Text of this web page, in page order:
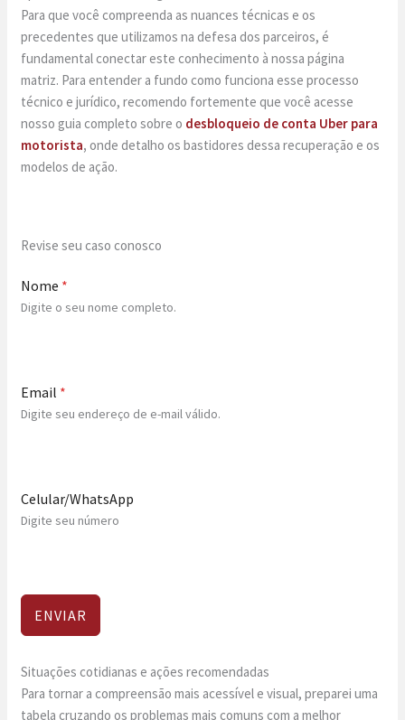
Para que você compreenda as nuances técnicas e os
precedentes que utilizamos na defesa dos parceiros, é
fundamental conectar este conhecimento à nossa página
matriz. Para entender a fundo como funciona esse processo
técnico e jurídico, recomendo fortemente que você acesse
nosso guia completo sobre o desbloqueio de conta Uber para
motorista, onde detalho os bastidores dessa recuperação e os
modelos de ação.
Revise seu caso conosco
Nome *
Digite o seu nome completo.
Email *
Digite seu endereço de e-mail válido.
Celular/WhatsApp
Digite seu número
ENVIAR
Situações cotidianas e ações recomendadas
Para tornar a compreensão mais acessível e visual, preparei uma
tabela cruzando os problemas mais comuns com a melhor